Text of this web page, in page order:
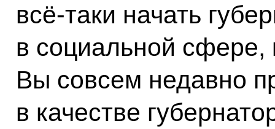
всё‑таки начать
в социальной сфере,
Вы совсем недавно
в качестве